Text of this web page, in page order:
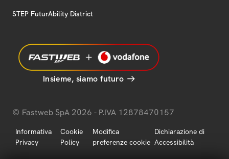
STEP FuturAbility District
Insieme, siamo futuro
© Fastweb SpA 2026 - P.IVA 12878470157
Informativa
Privacy
Cookie
Policy
Modifica
preferenze cookie
Dichiarazione di
Accessibilità